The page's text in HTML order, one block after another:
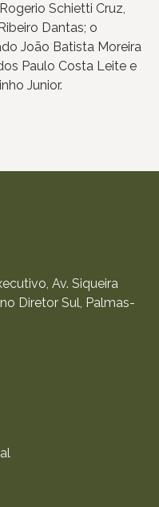
Schietti Cruz,
Dantas; o
João Batista Moreira
Paulo Costa Leite e
Junior.
Av. Siqueira
Diretor Sul, Palmas-